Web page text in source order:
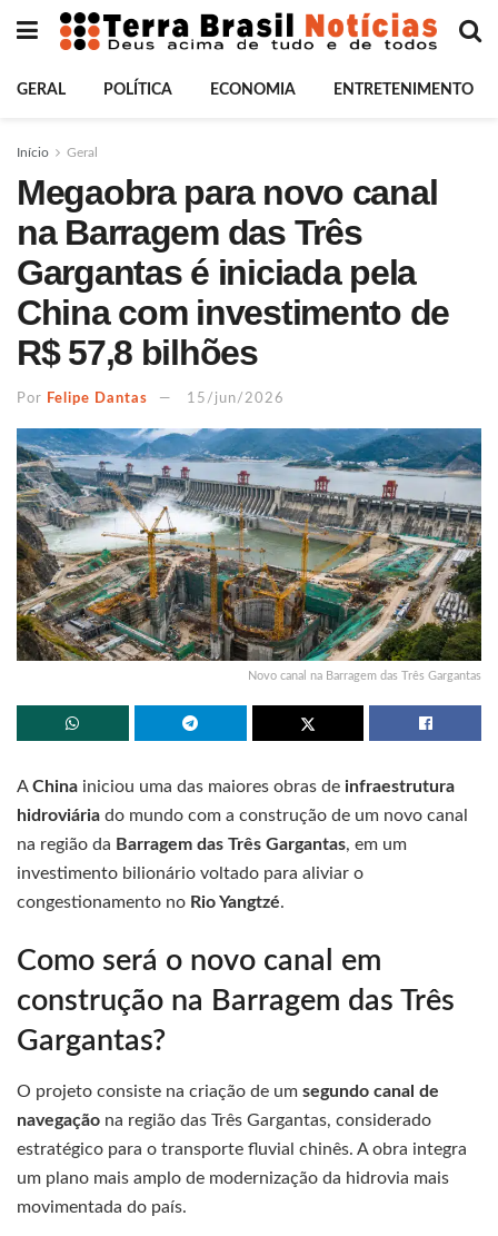
GERAL POLÍTICA ECONOMIA ENTRETENIMENTO
Início Geral
Megaobra para novo canal
na Barragem das Três
Gargantas é iniciada pela
China com investimento de
R$ 57,8 bilhões
Por Felipe Dantas 15/jun/2026
Novo canal na Barragem das Três Gargantas
AChina iniciou uma das maiores obras de infraestrutura
hidroviária do mundo com a construção de um novo canal
na região da Barragem das Três Gargantas, em um
investimento bilionário voltado para aliviar o
congestionamento no Rio Yangtzé.
Como será o novo canal em
construção na Barragem das Três
Gargantas?
O projeto consiste na criação de um segundo canal de
navegação na região das Três Gargantas, considerado
estratégico para o transporte fluvial chinês. A obra integra
um plano mais amplo de modernização da hidrovia mais
movimentada do país.